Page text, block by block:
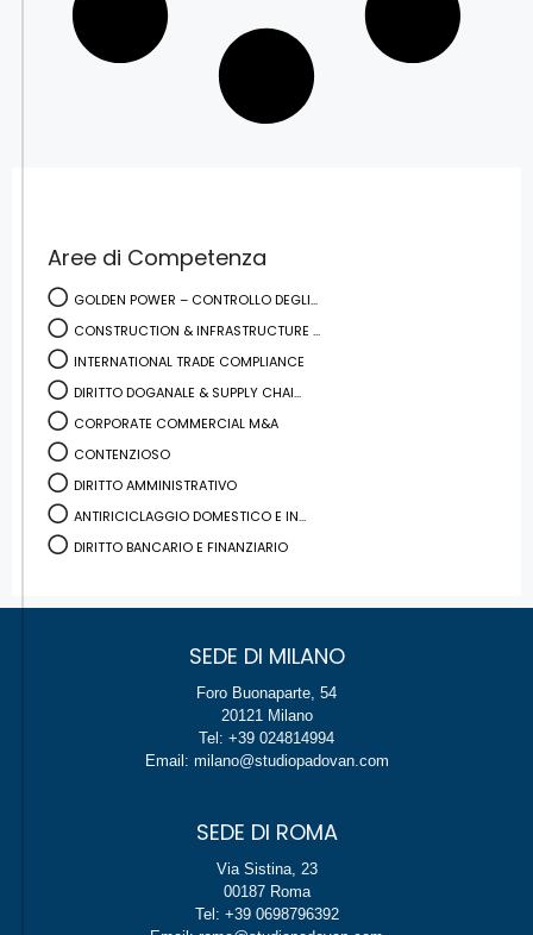
Aree di Competenza
GOLDEN POWER – CONTROLLO DEGLI...
CONSTRUCTION & INFRASTRUCTURE ...
INTERNATIONAL TRADE COMPLIANCE
DIRITTO DOGANALE & SUPPLY CHAI...
CORPORATE COMMERCIAL M&A
CONTENZIOSO
DIRITTO AMMINISTRATIVO
ANTIRICICLAGGIO DOMESTICO E IN...
DIRITTO BANCARIO E FINANZIARIO
SEDE DI MILANO
Foro Buonaparte, 54
20121 Milano
Tel: +39 024814994
Email: milano@studiopadovan.com
SEDE DI ROMA
Via Sistina, 23
00187 Roma
Tel: +39 0698796392